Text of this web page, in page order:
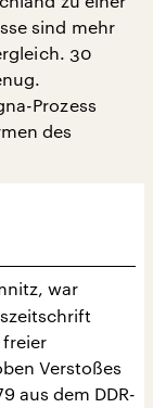
sind mehr
30
Prozess
des
war
freier
Verstoßes
aus dem DDR-